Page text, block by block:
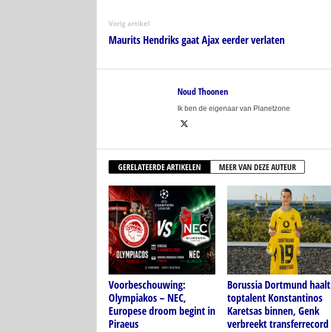
Vorig artikel
Maurits Hendriks gaat Ajax eerder verlaten
Noud Thoonen
Ik ben de eigenaar van Planetzone
GERELATEERDE ARTIKELEN MEER VAN DEZE AUTEUR
Voorbeschouwing:
Olympiakos – NEC,
Europese droom begint in
Piraeus
Borussia Dortmund haalt
toptalent Konstantinos
Karetsas binnen, Genk
verbreekt transferrecord